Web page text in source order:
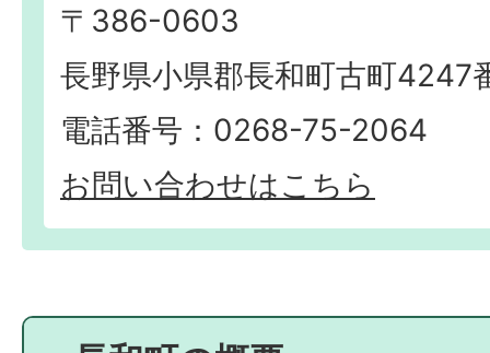
〒386-0603
長野県小県郡長和町古町4247
電話番号：0268-75-2064
お問い合わせはこちら